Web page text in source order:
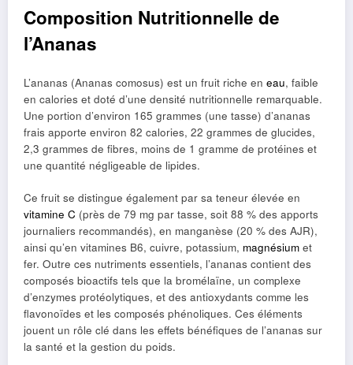
Composition Nutritionnelle de
l’Ananas
L’ananas (Ananas comosus) est un fruit riche en eau, faible
en calories et doté d’une densité nutritionnelle remarquable.
Une portion d’environ 165 grammes (une tasse) d’ananas
frais apporte environ 82 calories, 22 grammes de glucides,
2,3 grammes de fibres, moins de 1 gramme de protéines et
une quantité négligeable de lipides.
Ce fruit se distingue également par sa teneur élevée en
vitamine C (près de 79 mg par tasse, soit 88 % des apports
journaliers recommandés), en manganèse (20 % des AJR),
ainsi qu’en vitamines B6, cuivre, potassium, magnésium et
fer. Outre ces nutriments essentiels, l’ananas contient des
composés bioactifs tels que la bromélaïne, un complexe
d’enzymes protéolytiques, et des antioxydants comme les
flavonoïdes et les composés phénoliques. Ces éléments
jouent un rôle clé dans les effets bénéfiques de l’ananas sur
la santé et la gestion du poids.